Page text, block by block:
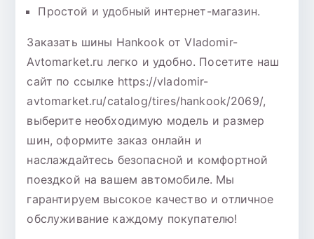
Простой и удобный интернет-магазин.
Заказать шины Hankook от Vladomir-
Avtomarket.ru легко и удобно. Посетите наш
сайт по ссылке https://vladomir-
avtomarket.ru/catalog/tires/hankook/2069/,
выберите необходимую модель и размер
шин, оформите заказ онлайн и
наслаждайтесь безопасной и комфортной
поездкой на вашем автомобиле. Мы
гарантируем высокое качество и отличное
обслуживание каждому покупателю!